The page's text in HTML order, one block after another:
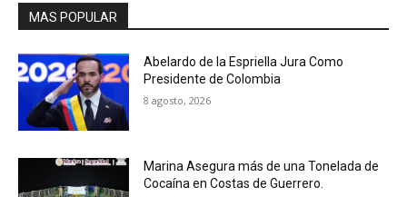
MAS POPULAR
Abelardo de la Espriella Jura Como
Presidente de Colombia
8 agosto, 2026
Marina Asegura más de una Tonelada de
Cocaína en Costas de Guerrero.